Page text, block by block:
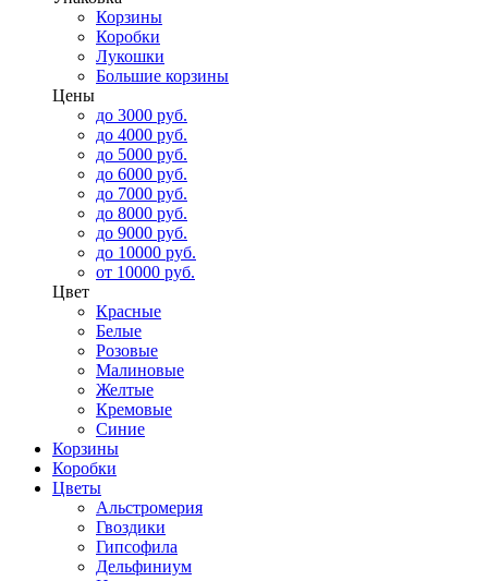
Корзины
Коробки
Лукошки
Большие корзины
Цены
до 3000 руб.
до 4000 руб.
до 5000 руб.
до 6000 руб.
до 7000 руб.
до 8000 руб.
до 9000 руб.
до 10000 руб.
от 10000 руб.
Цвет
Красные
Белые
Розовые
Малиновые
Желтые
Кремовые
Синие
Корзины
Коробки
Цветы
Альстромерия
Гвоздики
Гипсофила
Дельфиниум